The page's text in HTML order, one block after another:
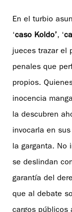
En el turbio
‘caso Koldo’, ‘
jueces trazar el
penales que
propios.
inocencia
la descubren
invocarla en
la garganta. No
se deslindan
garantía del
que al debate